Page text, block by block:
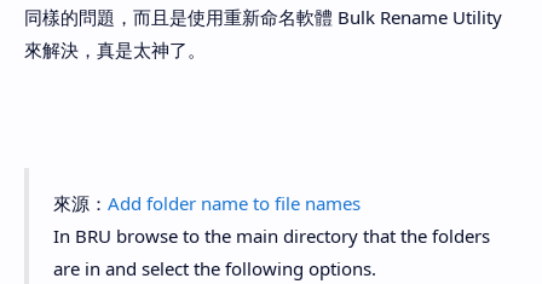
同樣的問題，而且是使用重新命名軟體 Bulk Rename Utility
來解決，真是太神了。
來源： Add folder name to file names
In BRU browse to the main directory that the folders
are in and select the following options.